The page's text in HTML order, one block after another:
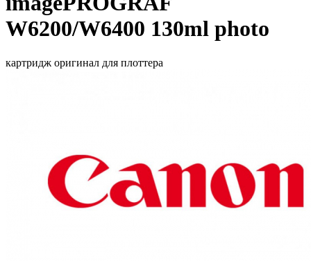
W6200/W6400 130ml photo
картридж оригинал для плоттера